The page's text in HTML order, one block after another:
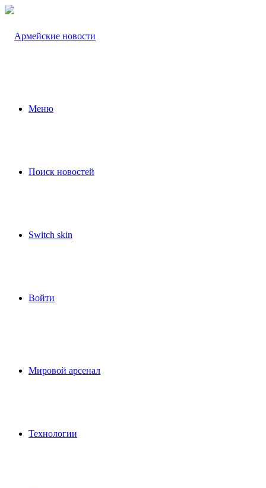
Меню
Поиск новостей
Switch skin
Войти
Мировой арсенал
Технологии